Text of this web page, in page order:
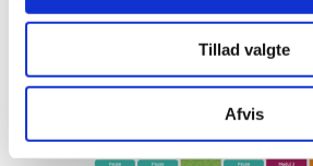
Tillad valgte
Afvis